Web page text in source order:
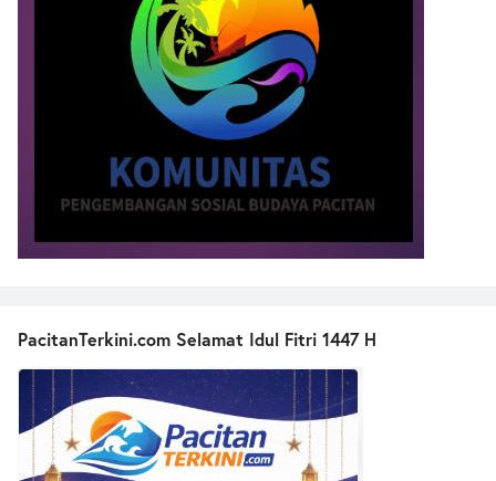
PacitanTerkini.com Selamat Idul Fitri 1447 H